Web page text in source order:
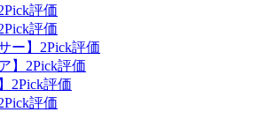
評価
評価
ー】2Pick評価
】2Pick評価
2Pick評価
評価